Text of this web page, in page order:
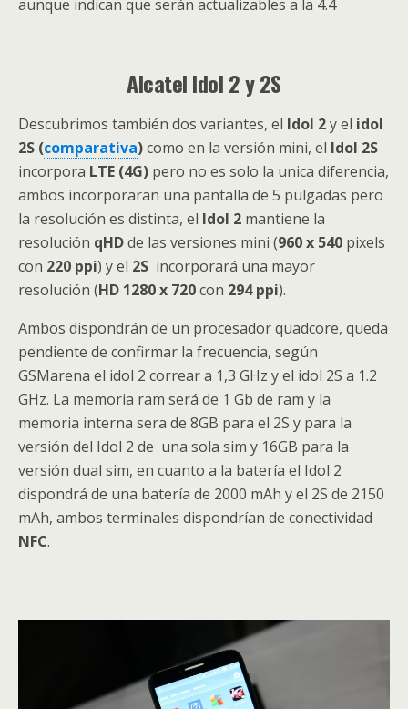
aunque indican que serán actualizables a la 4.4
Alcatel Idol 2 y 2S
Descubrimos también dos variantes, el Idol 2y el idol
2S (comparativa)como en la versión mini, el Idol 2S
incorpora LTE (4G) pero no es solo la unica diferencia,
ambos incorporaran una pantalla de 5 pulgadas pero
la resolución es distinta, el Idol 2 mantiene la
resolución qHDde las versiones mini (960 x 540 pixels
con 220 ppi) y el 2S incorporará una mayor
resolución (HD 1280 x 720con 294 ppi).
Ambos dispondrán de un procesador quadcore, queda
pendiente de confirmar la frecuencia, según
GSMarena el idol 2 correar a 1,3 GHz y el idol 2S a 1.2
GHz. La memoria ram será de 1 Gb de ram y la
memoria interna sera de 8GB para el 2S y para la
versión del Idol 2 de una sola sim y 16GB para la
versión dual sim, en cuanto a la batería el Idol 2
dispondrá de una batería de 2000 mAh y el 2S de 2150
mAh, ambos terminales dispondrían de conectividad
NFC.